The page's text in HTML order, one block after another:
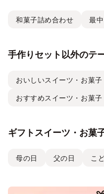
和菓子詰め合わせ 最中
手作りセット以外のテ
おいしいスイーツ・お菓子
おすすめスイーツ・お菓子
ギフトスイーツ・お菓
母の日 父の日 こ